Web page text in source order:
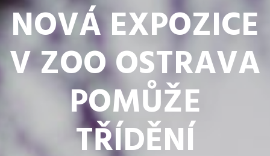
NOVÁ EXPOZICE
V ZOO OSTRAVA
POMŮŽE
TŘÍDĚNÍ